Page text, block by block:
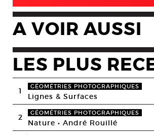
A VOIR AUSSI
LES PLUS
1 GÉOMÉTRIES PHOTOGRAPHIQUES
Lignes & Surfaces
2 GÉOMÉTRIES PHOTOGRAPHIQUES
Nature • André Rouillé